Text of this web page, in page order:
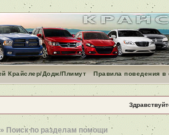
Крайслер/Додж/Плимут Правила поведения
» Поиск по разделам помощи